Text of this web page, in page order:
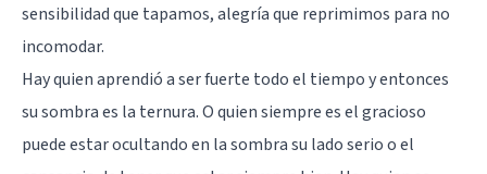
sensibilidad que tapamos, alegría que reprimimos para no
incomodar.
Hay quien aprendió a ser fuerte todo el tiempo y entonces
su sombra es la ternura. O quien siempre es el gracioso
puede estar ocultando en la sombra su lado serio o el